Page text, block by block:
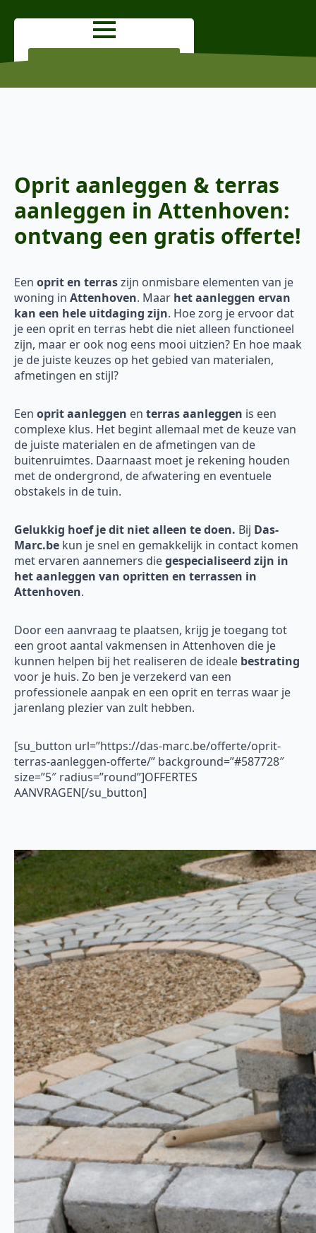
Oprit aanleggen & terras
aanleggen in Attenhoven:
ontvang een gratis offerte!
Een oprit en terraszijn onmisbare elementen van je
woning in Attenhoven. Maar het aanleggen ervan
kan een hele uitdaging zijn. Hoe zorg je ervoor dat
je een oprit en terras hebt die niet alleen functioneel
zijn, maar er ook nog eens mooi uitzien? En hoe maak
je de juiste keuzes op het gebied van materialen,
afmetingen en stijl?
Een oprit aanleggen en terras aanleggen is een
complexe klus. Het begint allemaal met de keuze van
de juiste materialen en de afmetingen van de
buitenruimtes. Daarnaast moet je rekening houden
met de ondergrond, de afwatering en eventuele
obstakels in de tuin.
Gelukkig hoef je dit niet alleen te doen. Bij Das-
Marc.be kun je snel en gemakkelijk in contact komen
met ervaren aannemers diegespecialiseerd zijn in
het aanleggen van opritten en terrassen in
Attenhoven.
Door een aanvraag te plaatsen, krijg je toegang tot
een groot aantal vakmensen in Attenhoven die je
kunnen helpen bij het realiseren de ideale bestrating
voor je huis. Zo ben je verzekerd van een
professionele aanpak en een oprit en terras waar je
jarenlang plezier van zult hebben.
[su_button url=”https://das-marc.be/offerte/oprit-
terras-aanleggen-offerte/” background=”#587728″
size=”5″ radius=”round”]OFFERTES
AANVRAGEN[/su_button]